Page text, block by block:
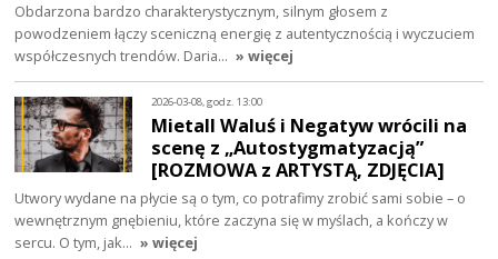
Obdarzona bardzo charakterystycznym, silnym głosem z
powodzeniem łączy sceniczną energię z autentycznością i wyczuciem
współczesnych trendów. Daria… » więcej
2026-03-08, godz. 13:00
Mietall Waluś i Negatyw wrócili na
scenę z „Autostygmatyzacją”
[ROZMOWA z ARTYSTĄ, ZDJĘCIA]
Utwory wydane na płycie są o tym, co potrafimy zrobić sami sobie – o
wewnętrznym gnębieniu, które zaczyna się w myślach, a kończy w
sercu. O tym, jak… » więcej